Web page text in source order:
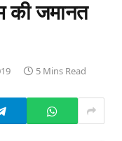
की जमानत
5 Mins Read